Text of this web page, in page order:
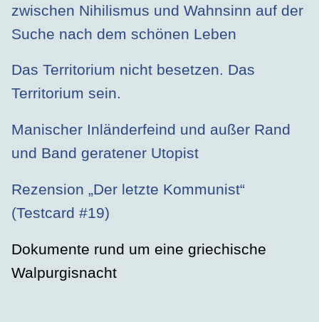
zwischen Nihilismus und Wahnsinn auf der
Suche nach dem schönen Leben
Das Territorium nicht besetzen. Das
Territorium sein.
Manischer Inländerfeind und außer Rand
und Band geratener Utopist
Rezension „Der letzte Kommunist“
(Testcard #19)
Dokumente rund um eine griechische
Walpurgisnacht